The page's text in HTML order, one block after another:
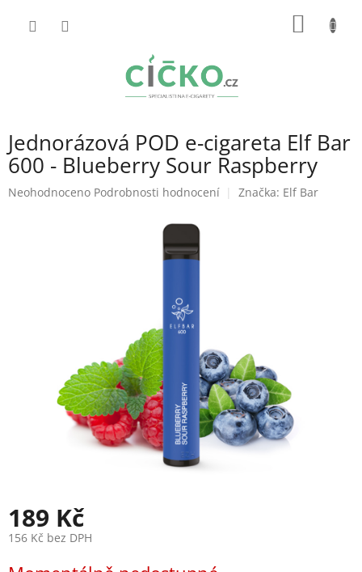
Jednorázová POD e-cigareta Elf Bar
600 - Blueberry Sour Raspberry
Průměrné
Neohodnoceno Podrobnosti hodnocení Značka: Elf Bar
189 Kč
156 Kč bez DPH